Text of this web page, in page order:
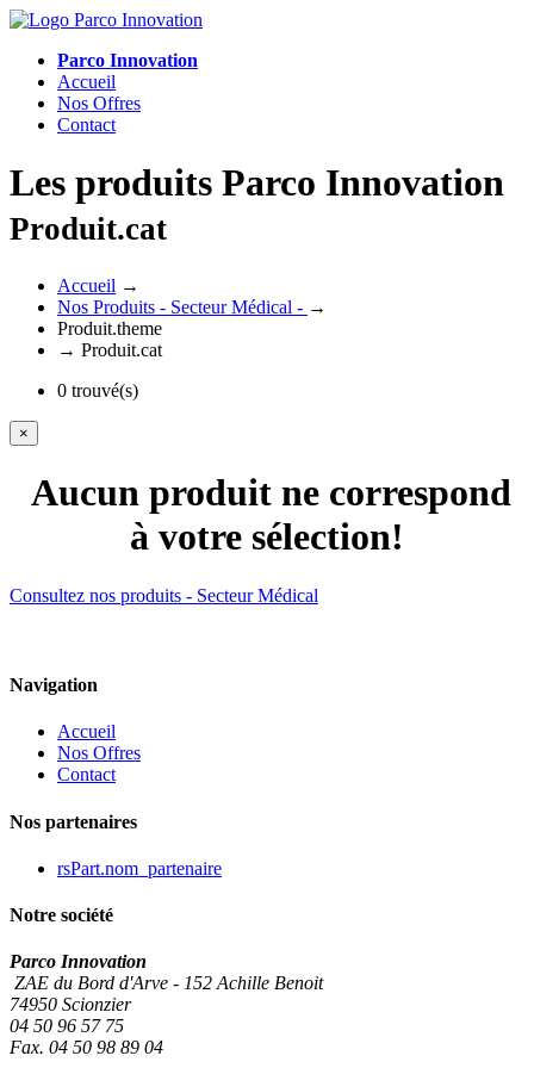
Parco Innovation
Accueil
Nos Offres
Contact
Les produits Parco Innovation
Produit.cat
Accueil →
Nos Produits - Secteur Médical - →
Produit.theme
→ Produit.cat
0 trouvé(s)
×
Aucun produit ne correspond
à votre sélection!
Consultez nos produits - Secteur Médical
Navigation
Accueil
Nos Offres
Contact
Nos partenaires
rsPart.nom_partenaire
Notre société
Parco Innovation
ZAE du Bord d'Arve - 152 Achille Benoit
74950 Scionzier
04 50 96 57 75
Fax. 04 50 98 89 04